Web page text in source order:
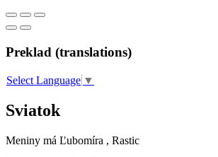
Preklad (translations)
Select Language ▼
Sviatok
Meniny má Ľubomíra , Rastic